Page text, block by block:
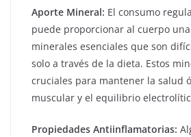
Aporte Mineral: El consumo
puede proporcionar al cuerpo
minerales esenciales que son
solo a través de la dieta. Estos
cruciales para mantener la salud
muscular y el equilibrio
Propiedades Antiinflamatorias: